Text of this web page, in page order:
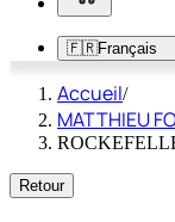
🇫🇷Français
Accueil/
MATTHIEU
Retour